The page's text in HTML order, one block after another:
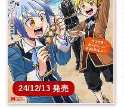
24/12/13 発売